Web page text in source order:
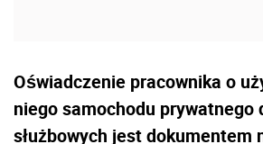
Oświadczenie pracownika o
niego samochodu prywatnego
służbowych jest dokumentem